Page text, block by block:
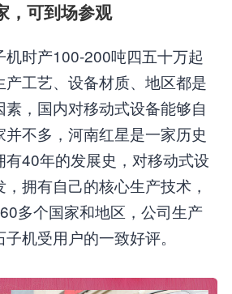
，可到场参观
时产100-200吨四五十万起
产工艺、设备材质、地区都是
，国内对移动式设备能够自
不多，河南红星是一家历史
40年的发展史，对移动式设
拥有自己的核心生产技术，
多个国家和地区，公司生产
机受用户的一致好评。